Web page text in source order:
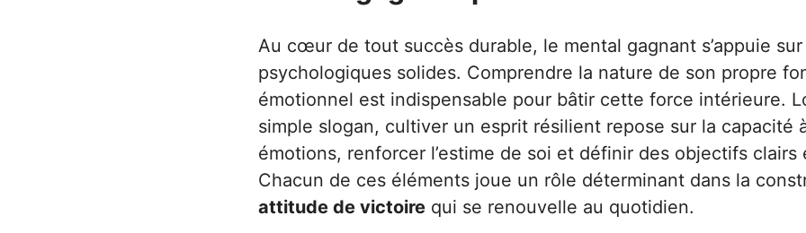
Au cœur de tout succès durable, le mental gagnant s’appuie
psychologiques solides. Comprendre la nature de son propre
émotionnel est indispensable pour bâtir cette force intérieure.
simple slogan, cultiver un esprit résilient repose sur la capacité
émotions, renforcer l’estime de soi et définir des objectifs clairs
Chacun de ces éléments joue un rôle déterminant dans la
attitude de victoire qui se renouvelle au quotidien.